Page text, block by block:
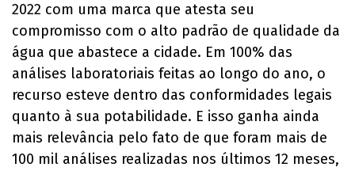
2022 com uma marca que atesta seu
compromisso com o alto padrão de qualidade da
água que abastece a cidade. Em 100% das
análises laboratoriais feitas ao longo do ano, o
recurso esteve dentro das conformidades legais
quanto à sua potabilidade. E isso ganha ainda
mais relevância pelo fato de que foram mais de
100 mil análises realizadas nos últimos 12 meses,